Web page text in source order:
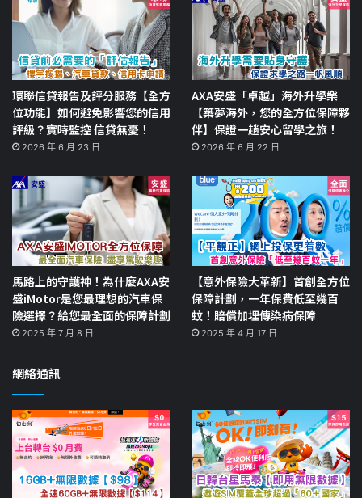
環聯信貸報告及評分服務【全方
位功能】如何避免影響您的信用
評級？實時監控 信貸無憂！
2026 年 6 月 23 日
AXA安盛「卓越」海外升學樂
【築夢海外，您的全方位保障夥
伴】保證一趟安心留學之旅！
2026 年 6 月 22 日
馬路上的守護神！為什麼AXA安
盛iMotor是您最理想的汽車保
險選擇？給您最全面的保障計劃
2025 年 7 月 8 日
【意外保險大革新】首創全方位
保障計劃，一年保費低至幾百
蚊！賠償加埋傳染病保障
2025 年 4 月 17 日
網絡通訊